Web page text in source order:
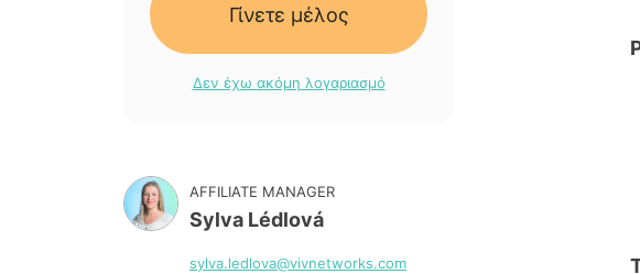
Γίνετε μέλος
Δεν έχω ακόμη λογαριασμό
AFFILIATE MANAGER
Sylva Lédlová
sylva.ledlova@vivnetworks.com